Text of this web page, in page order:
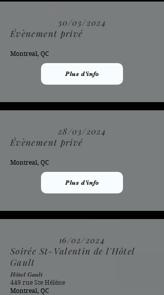
30/03/2024
Évènement privé
Montreal, QC
Plus d'info
28/03/2024
Évènement privé
Montreal, QC
Plus d'info
16/02/2024
Soirée St-Valentin de l'Hôtel
Gault
Hôtel Gault
449 rue Ste Hélène
Montreal, QC